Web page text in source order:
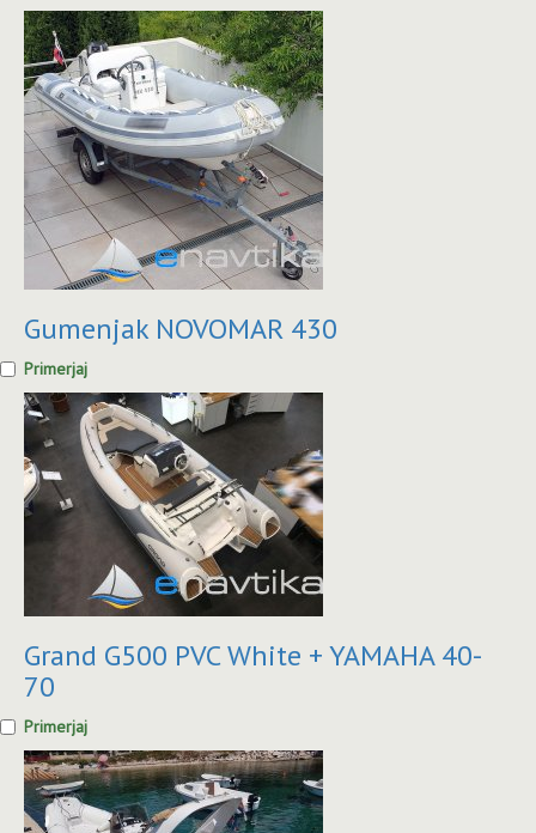
Gumenjak NOVOMAR 430
Primerjaj
Grand G500 PVC White + YAMAHA 40-
70
Primerjaj